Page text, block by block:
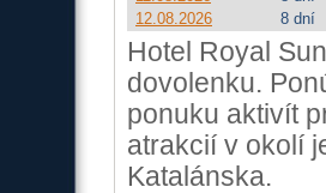
12.08.2026
8 dní
Hotel Royal
dovolenku.
ponuku aktivít
atrakcií v okolí
Katalánska.